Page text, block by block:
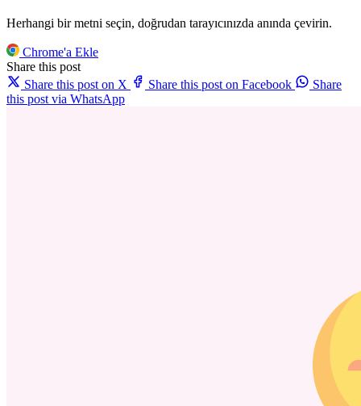
Herhangi bir metni seçin, doğrudan tarayıcınızda anında çevirin.
Chrome'a Ekle
Share this post
Share this post on X
Share this post on Facebook
Share
this post via WhatsApp